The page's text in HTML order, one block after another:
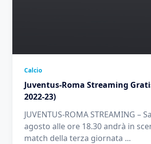
Calcio
Juventus-Roma Streaming
2022-23)
JUVENTUS-ROMA STREAMING –
agosto alle ore 18.30 andrà in
match della terza giornata ...